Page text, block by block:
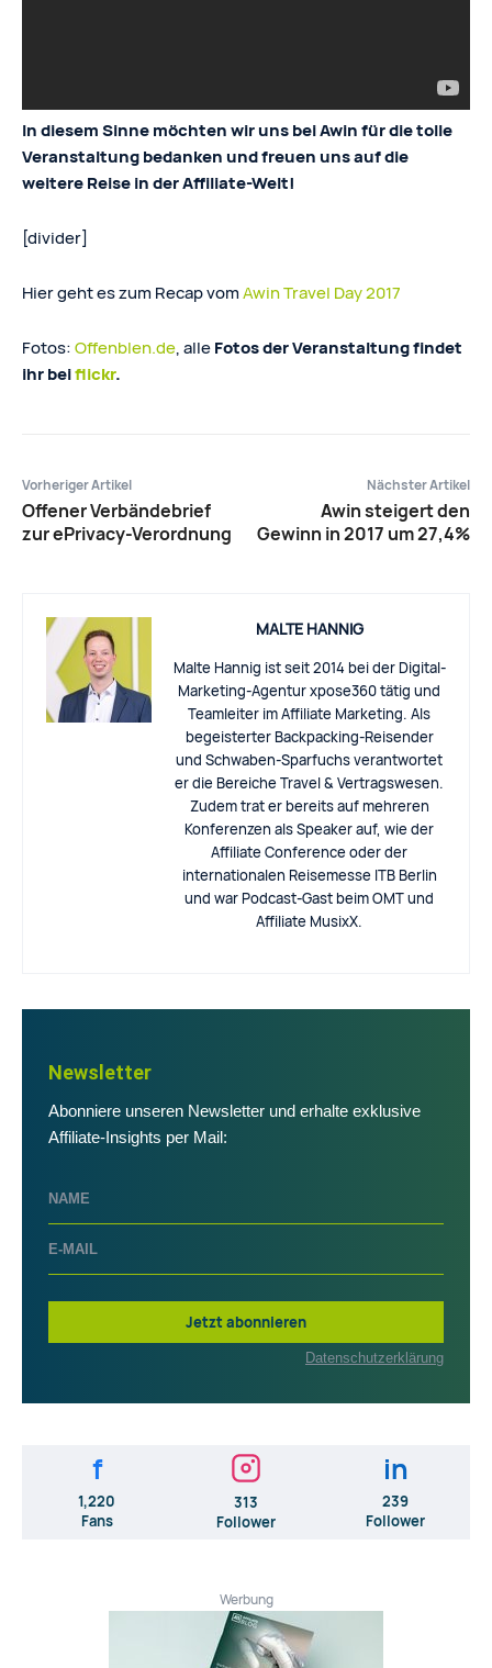
In diesem Sinne möchten wir uns bei Awin für die tolle
Veranstaltung bedanken und freuen uns auf die
weitere Reise in der Affiliate-Welt!
[divider]
Hier geht es zum Recap vomAwin Travel Day 2017
Fotos:Offenblen.de, alleFotos der Veranstaltung findet
ihr beiflickr.
Vorheriger Artikel
Offener Verbändebrief
zur ePrivacy-Verordnung
Nächster Artikel
Awin steigert den
Gewinn in 2017 um 27,4%
MALTE HANNIG
Malte Hannig ist seit 2014 bei der Digital-
Marketing-Agentur xpose360 tätig und
Teamleiter im Affiliate Marketing. Als
begeisterter Backpacking-Reisender
und Schwaben-Sparfuchs verantwortet
er die Bereiche Travel & Vertragswesen.
Zudem trat er bereits auf mehreren
Konferenzen als Speaker auf, wie der
Affiliate Conference oder der
internationalen Reisemesse ITB Berlin
und war Podcast-Gast beim OMT und
Affiliate MusixX.
Newsletter
Abonniere unseren Newsletter und erhalte exklusive
Affiliate-Insights per Mail:
Jetzt abonnieren
Datenschutzerklärung
f
1,220
Fans
313
Follower
in
239
Follower
Werbung